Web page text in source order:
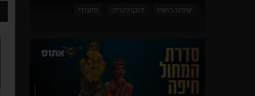
איניגו רואיז דוקולינריה תיעודי